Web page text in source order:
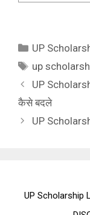
Categories
UP
Tags
up
UP
कैसे बदले
UP
UP Scholarship